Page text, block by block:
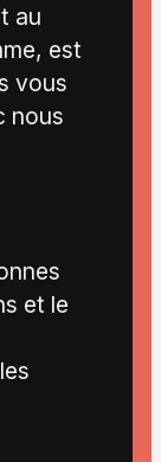
au
est
vous
nous
et le